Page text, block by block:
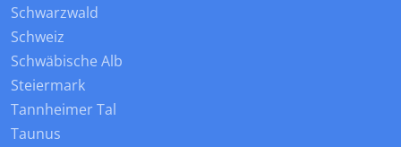
Schwarzwald
Schweiz
Schwäbische Alb
Steiermark
Tannheimer Tal
Taunus